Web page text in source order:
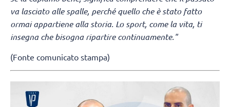
va lasciato alle spalle, perché quello che è stato fatto
ormai appartiene alla storia. Lo sport, come la vita, ti
insegna che bisogna ripartire continuamente."
(Fonte comunicato stampa)